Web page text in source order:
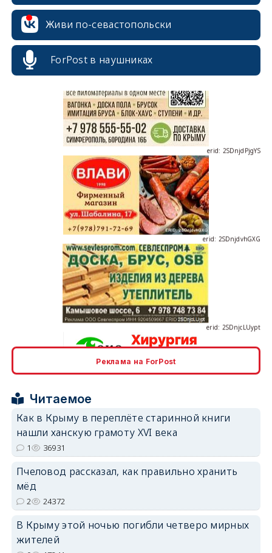
Живи по-севастопольски
ForPost в наушниках
erid: 2SDnjdPjgYS
erid: 2SDnjdvhGXG
erid: 2SDnjcrDNw6
Реклама на ForPost
Читаемое
Как в Крыму в переплёте старинной книги
нашли ханскую грамоту XVI века
1 36931
Пчеловод рассказал, как правильно хранить
мёд
2 24372
В Крыму этой ночью погибли четверо мирных
жителей